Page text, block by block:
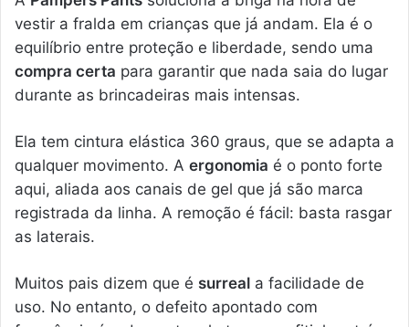
vestir a fralda em crianças que já andam. Ela é o
equilíbrio entre proteção e liberdade, sendo uma
compra certa para garantir que nada saia do lugar
durante as brincadeiras mais intensas.
Ela tem cintura elástica 360 graus, que se adapta a
qualquer movimento. A ergonomia é o ponto forte
aqui, aliada aos canais de gel que já são marca
registrada da linha. A remoção é fácil: basta rasgar
as laterais.
Muitos pais dizem que é surreal a facilidade de
uso. No entanto, o defeito apontado com